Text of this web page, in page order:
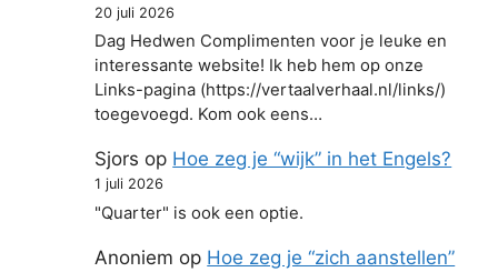
20 juli 2026
Dag Hedwen Complimenten voor je leuke en
interessante website! Ik heb hem op onze
Links-pagina (https://vertaalverhaal.nl/links/)
toegevoegd. Kom ook eens…
Sjors op Hoe zeg je “wijk” in het Engels?
1 juli 2026
"Quarter" is ook een optie.
Anoniem op Hoe zeg je “zich aanstellen”